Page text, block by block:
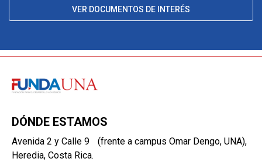
VER DOCUMENTOS DE INTERÉS
DÓNDE ESTAMOS
Avenida 2 y Calle 9 (frente a campus Omar Dengo, UNA),
Heredia, Costa Rica.